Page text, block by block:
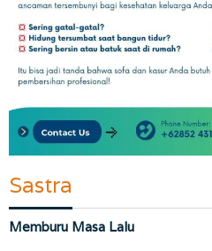
Sastra
Memburu Masa Lalu